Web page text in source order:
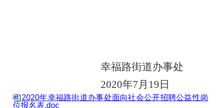
幸福路街道办事处
2020年7月19日
2020年幸福路街道办事处面向社会公开招聘公益性岗
位报名表.doc